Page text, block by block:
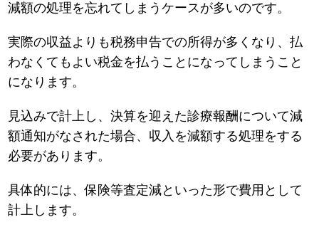
減額の処理を忘れてしまうケースが多いのです。
実際の収益よりも税務申告での所得が多くなり、払
わなくてもよい税金を払うことになってしまうこと
になります。
見込みで計上し、決算を迎えた診療報酬について減
額通知がなされた場合、収入を減額する処理をする
必要があります。
具体的には、保険等査定減といった形で費用として
計上します。